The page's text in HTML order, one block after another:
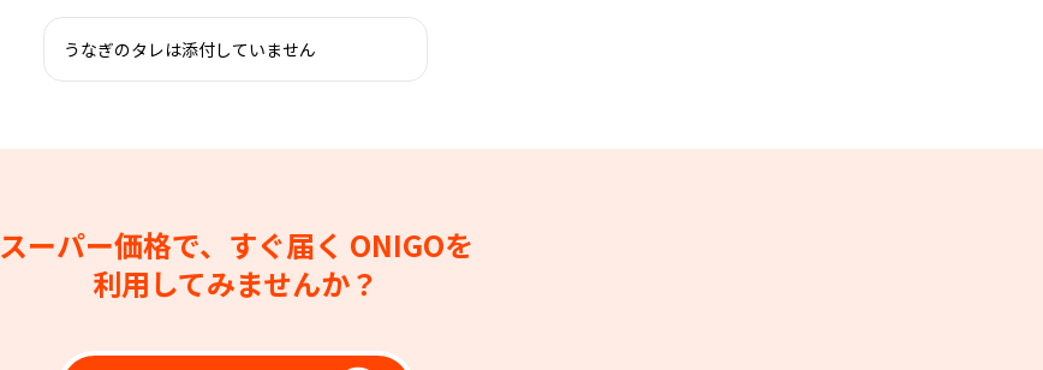
うなぎのタレは添付していません
スーパー価格で、すぐ届く ONIGOを
利用してみませんか？